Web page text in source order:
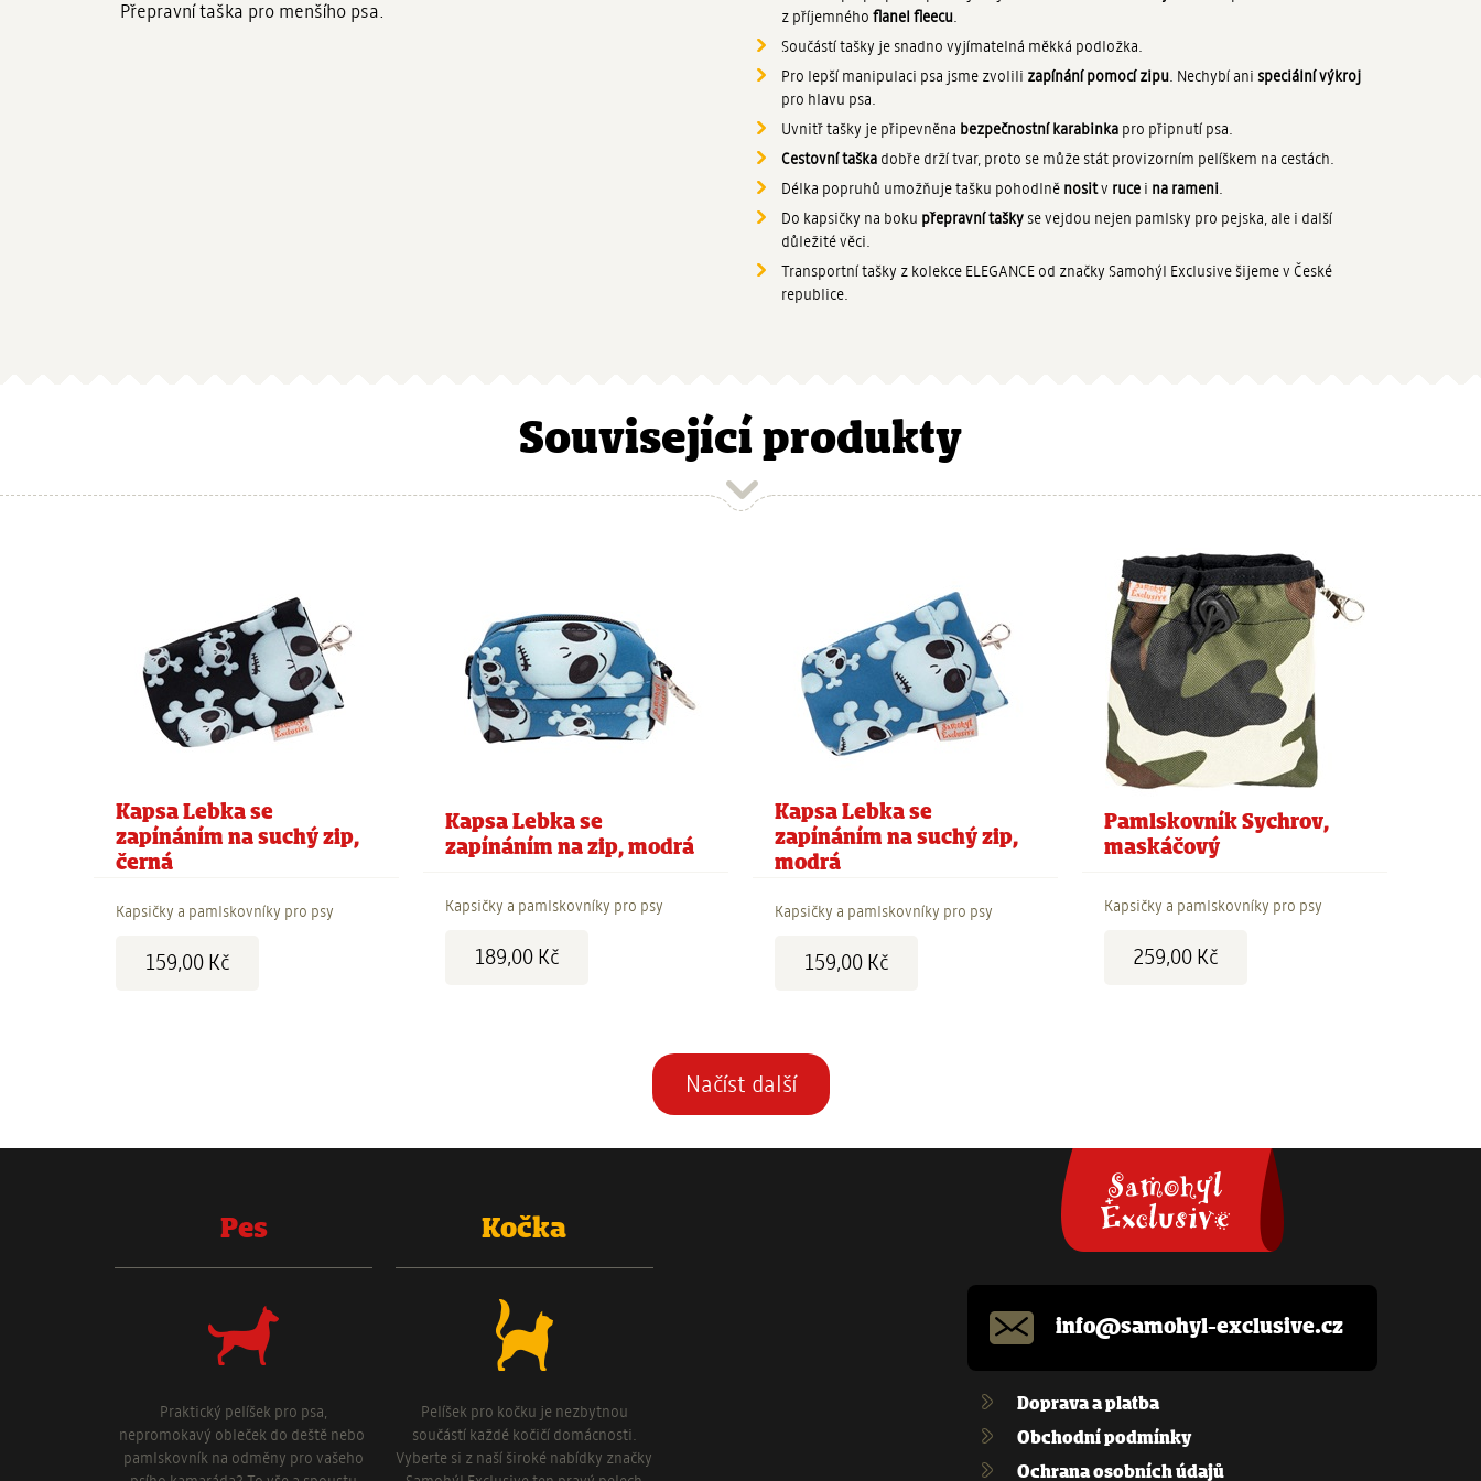
Přepravní taška pro menšího psa.
z příjemného flanel fleecu.
Součástí tašky je snadno vyjímatelná měkká podložka.
Pro lepší manipulaci psa jsme zvolili zapínání pomocí zipu. Nechybí ani speciální výkroj
pro hlavu psa.
Uvnitř tašky je připevněna bezpečnostní karabinka pro připnutí psa.
Cestovní taška dobře drží tvar, proto se může stát provizorním pelíškem na cestách.
Délka popruhů umožňuje tašku pohodlně nositv ruce i na rameni.
Do kapsičky na boku přepravní tašky se vejdou nejen pamlsky pro pejska, ale i další
důležité věci.
Transportní tašky z kolekce ELEGANCE od značky Samohýl Exclusive šijeme v České
republice.
Související produkty
Kapsa Lebka se
zapínáním na suchý zip,
černá
Kapsičky a pamlskovníky pro psy
159,00 Kč
Kapsa Lebka se
zapínáním na zip, modrá
Kapsičky a pamlskovníky pro psy
189,00 Kč
Kapsa Lebka se
zapínáním na suchý zip,
modrá
Kapsičky a pamlskovníky pro psy
159,00 Kč
Pamlskovník Sychrov,
maskáčový
Kapsičky a pamlskovníky pro psy
259,00 Kč
Stránkování
Načíst další
Pes
Praktický pelíšek pro psa,
nepromokavý obleček do deště nebo
pamlskovník na odměny pro vašeho
Kočka
Pelíšek pro kočku je nezbytnou
součástí každé kočičí domácnosti.
Vyberte si z naší široké nabídky značky
info@samohyl-exclusive.cz
Doprava a platba
Obchodní podmínky
Ochrana osobních údajů